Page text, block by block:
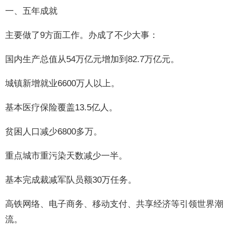
一、五年成就
主要做了9方面工作。办成了不少大事：
国内生产总值从54万亿元增加到82.7万亿元。
城镇新增就业6600万人以上。
基本医疗保险覆盖13.5亿人。
贫困人口减少6800多万。
重点城市重污染天数减少一半。
基本完成裁减军队员额30万任务。
高铁网络、电子商务、移动支付、共享经济等引领世界潮
流。